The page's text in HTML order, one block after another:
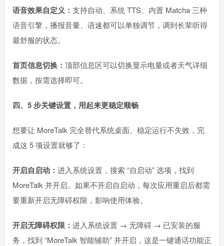
语音效果自定义： 支持自动、系统 TTS、内置 Matcha 三种
语音引擎，播报音量、语速都可以单独调节，调到长辈听得
最舒服的状态。
首页信息切换： 顶部信息区可以切换显示电量或者天气详细
数据，按需选择即可。
四、5 步关键设置，用起来更稳定顺畅
想要让 MoreTalk 完全替代系统桌面、稳定运行不失效，完
成这 5 项设置就够了：
开启自启动： 进入系统设置，搜索 “自启动” 选项，找到
MoreTalk 并开启。如果不开启自启动，每次应用重启后都需
要重新开启无障碍权限，影响使用体验。
开启无障碍权限： 进入系统设置 → 无障碍 → 已安装的服
务，找到 “MoreTalk 智能辅助” 并开启，这是一键通话功能正